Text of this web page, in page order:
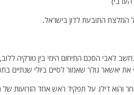
המלצת התובעת לדון בישראל.
לאבי הסכם התיחום הימי בין טורקיה
יאשאר גולר שאמור לסיים ביולי שנתיים
והוא דילג על תפקיד ראש אחד הזרועות